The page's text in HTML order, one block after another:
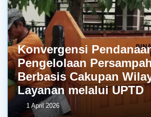
Konvergensi
Pengelolaan
Berbasis Cakupan
Layanan melalui UPTD
1 April 2026